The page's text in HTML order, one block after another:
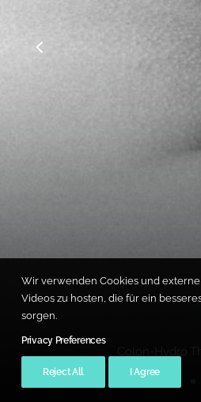
Wir verwenden Cookies und
Videos zu hosten, die für ein
sorgen.
Privacy Preferences
Reject All I Agree